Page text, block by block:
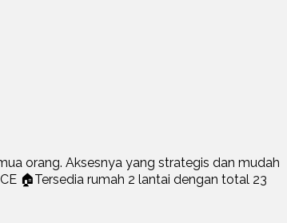
orang. Aksesnya yang strategis dan mudah
🏠Tersedia rumah 2 lantai dengan total 23